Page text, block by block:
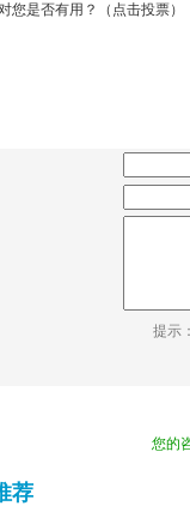
您是否有用？（点击投票）
提示
您的
荐